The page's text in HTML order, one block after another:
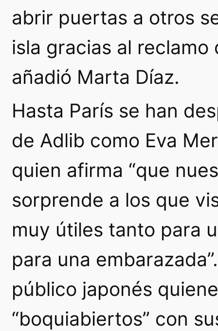
abrir puertas a otros
isla gracias al reclamo
añadió Marta Díaz.
Hasta París se han
de Adlib como Eva
quien afirma “que
sorprende a los que
muy útiles tanto para
para una
público japonés
“boquiabiertos” con